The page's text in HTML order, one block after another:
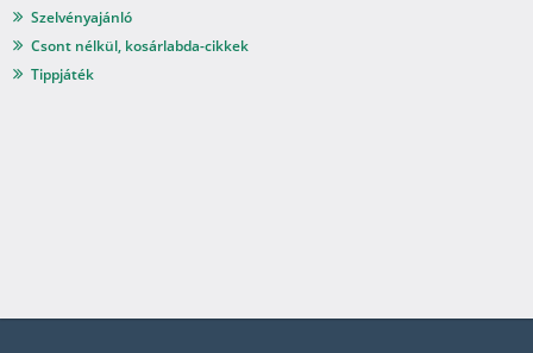
Szelvényajánló
Csont nélkül, kosárlabda-cikkek
Tippjáték